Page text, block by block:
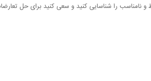
نامناسب را شناسایی کنید و سعی کنید برای حل